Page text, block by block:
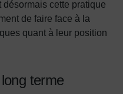
cette pratique
de faire face à la
quant à leur position
terme